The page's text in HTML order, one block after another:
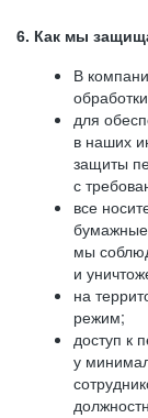
6. Как мы
В
для
в наших
защиты
с
все
мы
и
на
режим;
доступ к
у